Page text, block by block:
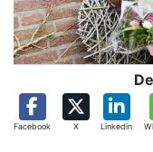
Facebook X Linkedin